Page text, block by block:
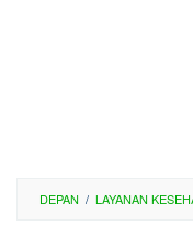
DEPAN / LAYANAN